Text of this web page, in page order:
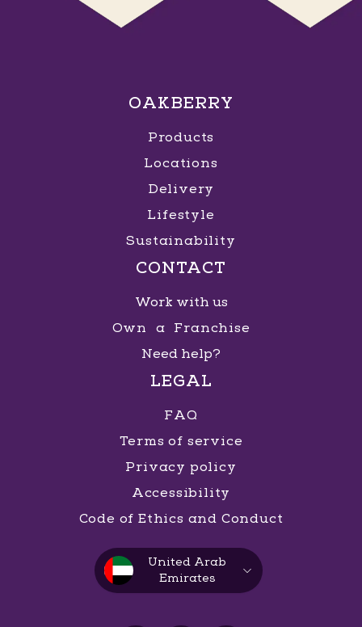
OAKBERRY
Products
Locations
Delivery
Lifestyle
Sustainability
CONTACT
Work with us
Own a Franchise
Need help?
LEGAL
FAQ
Terms of service
Privacy policy
Accessibility
Code of Ethics and Conduct
United Arab
Emirates